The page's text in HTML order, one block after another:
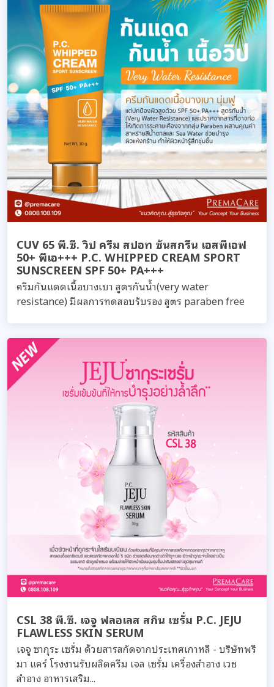
CUV 65 พี.ซี. วิป ครีม สปอท ซันสกรีน เอสพีเอฟ
50+ พีเอ+++ P.C. WHIPPED CREAM SPORT
SUNSCREEN SPF 50+ PA+++
ครีมกันแดดเนื้อบางเบา สูตรกันน้ำ(very water
resistance) มีผลการทดสอบรับรอง สูตร paraben free
CSL 38 พี.ซี. เจจู ฟลอเลส สกิน เซรั่ม P.C. JEJU
FLAWLESS SKIN SERUM
เจจู ซากุระ เซรั่ม ด้วยสารสกัดจากประเทศเกาหลี - บริษัทพรี
มา แคร์ โรงงานรับผลิตครีม เจล เซรั่ม เครื่องสำอาง เวช
สำอาง อาหารเสริม...